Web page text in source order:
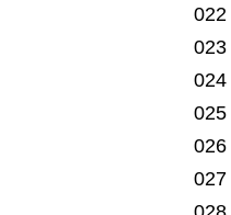
022
023
024
025
026
027